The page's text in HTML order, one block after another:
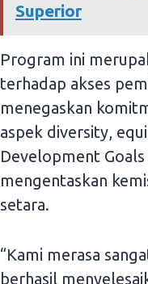
Superior
Program ini
terhadap akses
menegaskan
aspek diversity,
Development
mengentaskan
setara.
“Kami merasa
berhasil